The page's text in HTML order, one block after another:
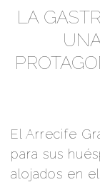
LA
El Arrecife
para sus
alojados en